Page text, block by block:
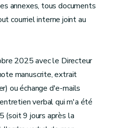
annexes, tous documents
courriel interne joint au
2025 avec le Directeur
manuscrite, extrait
ou échange d'e-mails
verbal qui m'a été
(soit 9 jours après la